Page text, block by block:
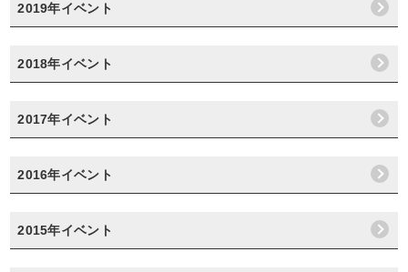
2019年イベント
2018年イベント
2017年イベント
2016年イベント
2015年イベント